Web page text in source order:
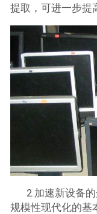
提取，可进一步提
2.加速新设备
规模性现代化的基